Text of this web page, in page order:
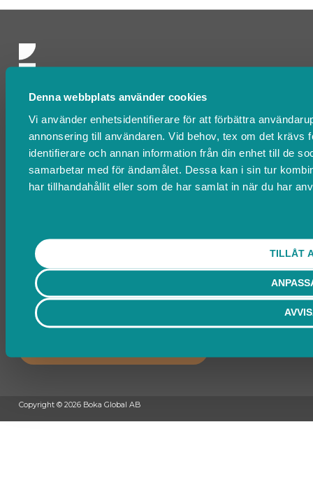
Denna webbplats använder cookies
Vi använder enhetsidentifierare för att förbättra
annonsering till användaren. Vid behov, tex om det krävs
identifierare och annan information från din enhet till de
samarbetar med för ändamålet. Dessa kan i sin tur
har tillhandahållit eller som de har samlat in när du har
TILLÅT
Kontakta oss
FAQ
Om oss
Villkor & policyer
Ändra cookies
support@boka.se
010-10 10 360
Vardagar 09.00 – 16.00
Lunchstängt 12.00 - 13.00
Behöver du ett bokningssystem?
Copyright © 2026 Boka Global AB